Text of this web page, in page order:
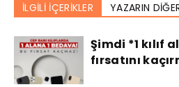
İLGİLİ İÇERİKLER YAZARIN
Şimdi *1 kılıf
fırsatını